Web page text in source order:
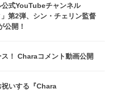
式YouTubeチャンネル
第2弾、シン・チェリン監督
公開！
！ Charaコメント動画公開
いする『Chara